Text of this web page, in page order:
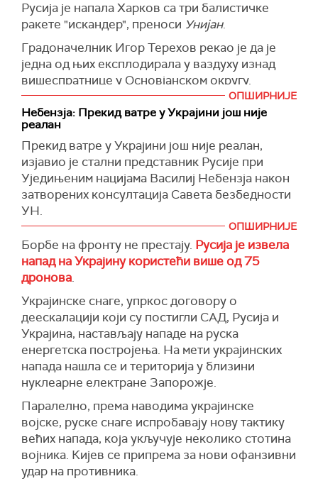
је Песков.
Путина и америчког председника Доналда
Трампа могу брзо договорити ако буде
потребно.
"Тренутно нема планираних контаката за ову
недељу, али, с друге стране, успостављени
канали комуникације омогућавају нам да се
веома брзо договоримо о таквом разговору
ако буде потребно", рекао је Песков.
(Танјуг)
(Танјуг)
Поред тога, руска војска је уништила 12
дронова изнад Белгородске области и изнад
Азовског мора, три дрона на Криму, и по један
у Ростовској области и Краснодарској
Покрајини.
РИА подсећа да украјинске снаге скоро
свакодневно беспилотним летелицама
нападају циљеве у пограничним и централним
регионима Русије.
(Танјуг)
Русија је напала Харков са три балистичке
ракете "искандер", преноси Унијан.
Градоначелник Игор Терехов рекао је да је
једна од њих експлодирала у ваздуху изнад
вишеспратнице у Основјанском округу.
рема последњим подацима, једна особа је
погинула, а 54 су повређене.
(Унијан)
ОПШИРНИЈЕ
Небензја: Прекид ватре у Украјини још није
реалан
Прекид ватре у Украјини још није реалан,
изјавио је стални представник Русије при
Уједињеним нацијама Василиј Небензја након
затворених консултација Савета безбедности
УН.
''Имали смо покушај ограниченог прекида
ватре кад је реч о енергетској
инфраструктури, који украјинска страна није
поштовала. У овим околностима, говорити о
прекиду ватре у овој фази није реално'', рекао
је Небензја, преносиРИА Новости.
Он је додао да западне земље нису изразиле
спремност да изврше притисак на Кијев како
би поштовао договор о ненападању
енергетске инфраструктуре.
Коментаришући потребу формализације
могућих споразума између Русије и Украјине у
Савету безбедности УН, он је напоменуо да ће
све зависити од услова вероватног прекида
ватре и формулације евентуалног документа.
ОПШИРНИЈЕ
Борбе на фронту не престају. Русија је извела
напад на Украјину користећи више од 75
дронова.
Украјинске снаге, упркос договору о
деескалацији који су постигли САД, Русија и
Украјина, настављају нападе на руска
енергетска постројења. На мети украјинских
напада нашла се и територија у близини
нуклеарне електране Запорожје.
Паралелно, према наводима украјинске
војске, руске снаге испробавају нову тактику
већих напада, која укључује неколико стотина
војника. Кијев се припрема за нови офанзивни
удар на противника.